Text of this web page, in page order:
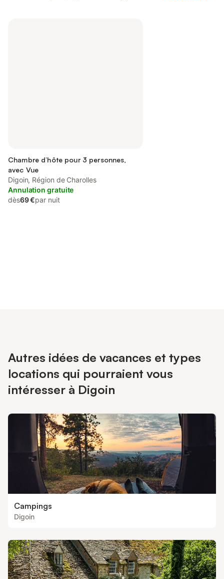
Chambre d’hôte pour 3 personnes,
avec Vue
Digoin, Région de Charolles
Annulation gratuite
dès69 €par nuit
Autres idées de vacances et types
locations qui pourraient vous
intéresser à Digoin
Campings
Digoin